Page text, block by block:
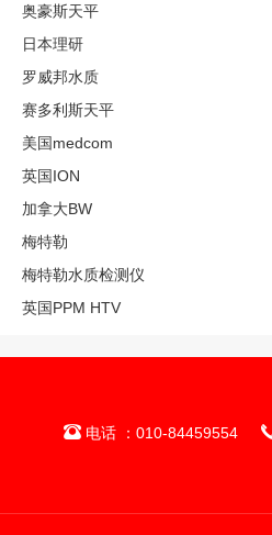
奥豪斯天平
日本理研
罗威邦水质
赛多利斯天平
美国medcom
英国ION
加拿大BW
梅特勒
梅特勒水质检测仪
英国PPM HTV
电话 ：010-84459554